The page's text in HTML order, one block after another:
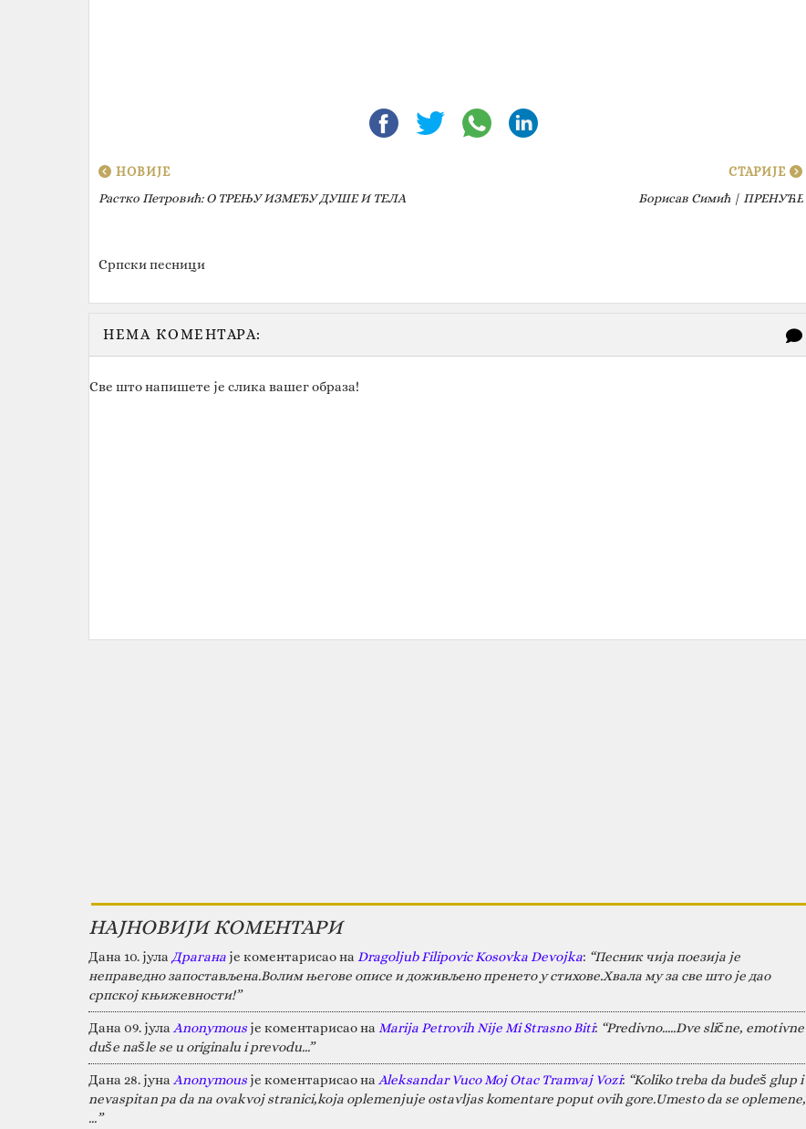
НОВИЈЕ
Растко Петровић: О ТРЕЊУ ИЗМЕЂУ ДУШЕ И ТЕЛА
СТАРИЈЕ
Борисав Симић | ПРЕНУЋЕ
Српски песници
НЕМА КОМЕНТАРА:
Све што напишете је слика вашег образа!
НАЈНОВИЈИ КОМЕНТАРИ
Дана 10. јула Драгана је коментарисао на Dragoljub Filipovic Kosovka Devojka: “Песник чија поезија је
неправедно запостављена.Волим његове описе и доживљено пренето у стихове.Хвала му за све што је дао
српској књижевности!”
Дана 09. јула Anonymous је коментарисао на Marija Petrovih Nije Mi Strasno Biti: “Predivno.....Dve slične, emotivne
duše našle se u originalu i prevodu...”
Дана 28. јуна Anonymous је коментарисао на Aleksandar Vuco Moj Otac Tramvaj Vozi: “Koliko treba da budeš glup i
nevaspitan pa da na ovakvoj stranici,koja oplemenjuje ostavljas komentare poput ovih gore.Umesto da se oplemene,
…”